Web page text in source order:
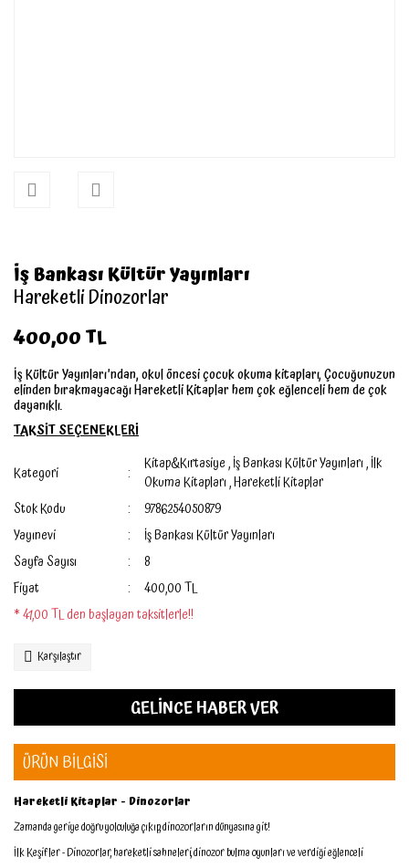
İş Bankası Kültür Yayınları
Hareketli Dinozorlar
400,00 TL
İş Kültür Yayınları’ndan, okul öncesi çocuk okuma kitapları, Çocuğunuzun
elinden bırakmayacağı Hareketli Kitaplar hem çok eğlenceli hem de çok
dayanıklı.
TAKSİT SEÇENEKLERİ
Kategori Kitap&Kırtasiye,İş Bankası Kültür Yayınları,İlk
Okuma Kitapları,Hareketli Kitaplar
Stok Kodu
9786254050879
Yayınevi
İş Bankası Kültür Yayınları
Sayfa Sayısı
8
Fiyat
400,00 TL
* 41,00 TL den başlayan taksitlerle!!
Karşılaştır
GELİNCE HABER VER
ÜRÜN BİLGİSİ
Hareketli Kitaplar - Dinozorlar
Zamanda geriye doğru yolculuğa çıkıp, dinozorların dünyasına git!
İlk Keşifler - Dinozorlar, hareketli sahneleri, dinozor bulma oyunları ve verdiği eğlenceli